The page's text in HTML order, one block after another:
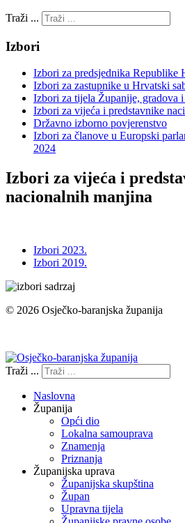
Traži ...
Izbori
Izbori za predsjednika Republike
Izbori za zastupnike u Hrvatski
Izbori za tijela Županije, gradova
Izbori za vijeća i predstavnike
Državno izborno povjerenstvo
Izbori za članove u Europski
2024
Izbori za vijeća i
nacionalnih manjina
Izbori 2023.
Izbori 2019.
© 2026 Osječko-baranjska županija
Traži ...
Naslovna
Županija
Opći dio
Lokalna samouprava
Znamenja
Priznanja
Županijska uprava
Županijska skupština
Župan
Upravna tijela